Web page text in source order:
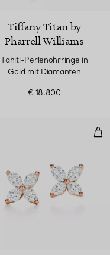
Tiffany Titan by
Pharrell Williams
Tahiti-Perlenohrringe in
Gold mit Diamanten
€ 18.800